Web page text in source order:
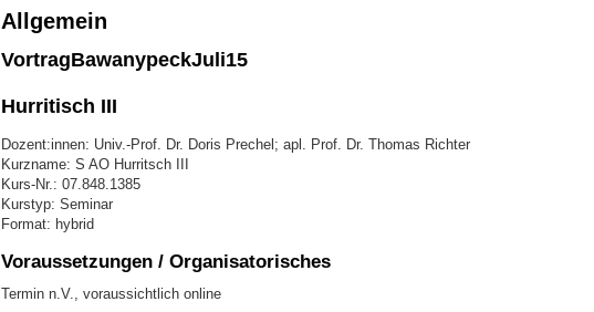
Allgemein
VortragBawanypeckJuli15
Hurritisch III
Dozent:innen: Univ.-Prof. Dr. Doris Prechel; apl. Prof. Dr. Thomas Richter
Kurzname: S AO Hurritsch III
Kurs-Nr.: 07.848.1385
Kurstyp: Seminar
Format: hybrid
Voraussetzungen / Organisatorisches
Termin n.V., voraussichtlich online